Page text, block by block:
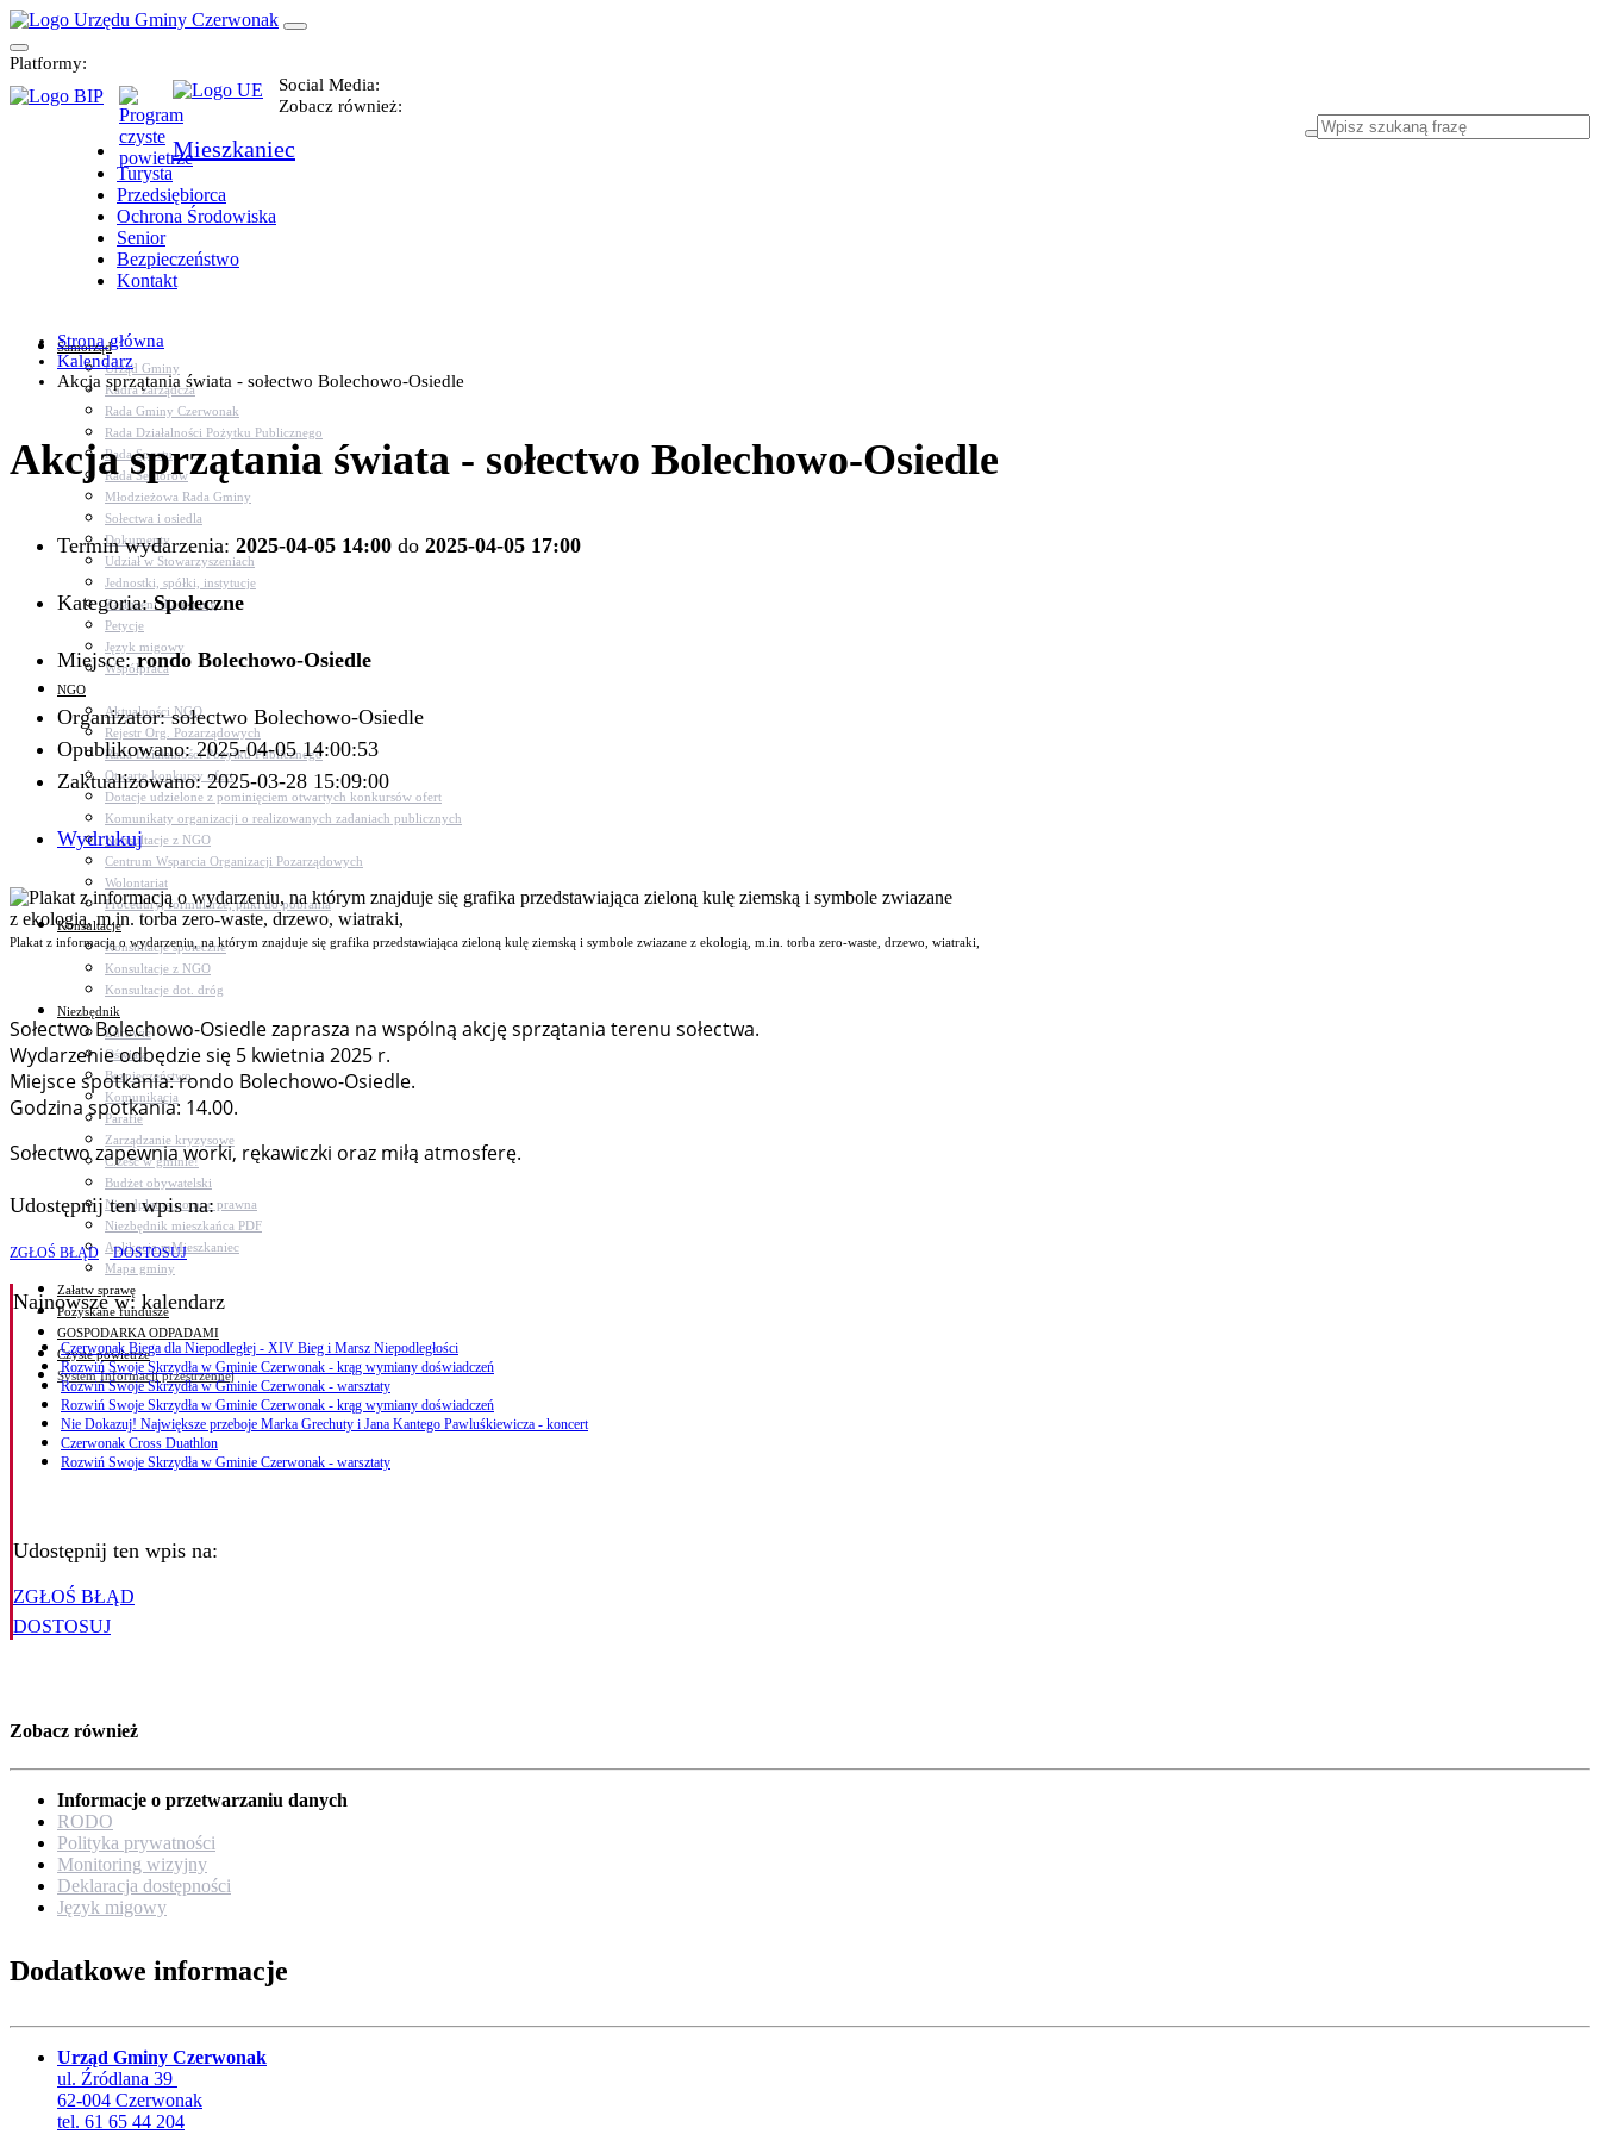
Platformy:
Social Media:
Zobacz również:
Mieszkaniec
Turysta
Przedsiębiorca
Ochrona Środowiska
Senior
Bezpieczeństwo
Kontakt
Samorząd
Urząd Gminy
Kadra zarządcza
Rada Gminy Czerwonak
Rada Działalności Pożytku Publicznego
Rada Sportu
Rada Seniorów
Młodzieżowa Rada Gminy
Sołectwa i osiedla
Dokumenty
Udział w Stowarzyszeniach
Jednostki, spółki, instytucje
Zasłużeni dla gminy
Petycje
Język migowy
Współpraca
NGO
Aktualności NGO
Rejestr Org. Pozarządowych
Rada Działalności Pożytku Publicznego
Otwarte konkursy ofert
Dotacje udzielone z pominięciem otwartych konkursów ofert
Komunikaty organizacji o realizowanych zadaniach publicznych
Konsultacje z NGO
Centrum Wsparcia Organizacji Pozarządowych
Wolontariat
Procedury, formularze, pliki do pobrania
Konsultacje
Konsultacje społeczne
Konsultacje z NGO
Konsultacje dot. dróg
Niezbędnik
Zdrowie
Oświata
Bezpieczeństwo
Komunikacja
Parafie
Zarządzanie kryzysowe
C.ześć w gminie!
Budżet obywatelski
Nieodpłatna pomoc prawna
Niezbędnik mieszkańca PDF
Aplikacja mMieszkaniec
Mapa gminy
Załatw sprawę
Pozyskane fundusze
GOSPODARKA ODPADAMI
Czyste powietrze
System Informacji przestrzennej
Strona główna
Kalendarz
Akcja sprzątania świata - sołectwo Bolechowo-Osiedle
Akcja sprzątania świata - sołectwo Bolechowo-Osiedle
Termin wydarzenia: 2025-04-05 14:00 do 2025-04-05 17:00
Kategoria:Społeczne
Miejsce:rondo Bolechowo-Osiedle
Organizator: sołectwo Bolechowo-Osiedle
Opublikowano: 2025-04-05 14:00:53
Zaktualizowano: 2025-03-28 15:09:00
Wydrukuj
Plakat z informacją o wydarzeniu, na którym znajduje się grafika przedstawiająca zieloną kulę ziemską i symbole zwiazane z ekologią, m.in. torba zero-waste, drzewo, wiatraki,
Sołectwo Bolechowo-Osiedle zaprasza na wspólną akcję sprzątania terenu sołectwa.
Wydarzenie odbędzie się 5 kwietnia 2025 r.
Miejsce spotkania: rondo Bolechowo-Osiedle.
Godzina spotkania: 14.00.
Sołectwo zapewnia worki, rękawiczki oraz miłą atmosferę.
Udostępnij ten wpis na:
ZGŁOŚ BŁĄD DOSTOSUJ
Najnowszew: kalendarz
Czerwonak Biega dla Niepodległej - XIV Bieg i Marsz Niepodległości
Rozwiń Swoje Skrzydła w Gminie Czerwonak - krąg wymiany doświadczeń
Rozwiń Swoje Skrzydła w Gminie Czerwonak - warsztaty
Rozwiń Swoje Skrzydła w Gminie Czerwonak - krąg wymiany doświadczeń
Nie Dokazuj! Największe przeboje Marka Grechuty i Jana Kantego Pawluśkiewicza - koncert
Czerwonak Cross Duathlon
Rozwiń Swoje Skrzydła w Gminie Czerwonak - warsztaty
Udostępnij ten wpis na:
ZGŁOŚ BŁĄD
DOSTOSUJ
Zobacz również
Informacje o przetwarzaniu danych
RODO
Polityka prywatności
Monitoring wizyjny
Deklaracja dostępności
Język migowy
Dodatkowe informacje
Urząd Gminy Czerwonak
ul. Źródlana 39
62-004 Czerwonak
tel. 61 65 44 204